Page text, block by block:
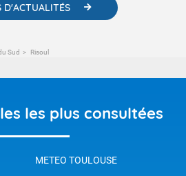
D'ACTUALITÉS
Sud Risoul
les plus consultées
METEO TOULOUSE